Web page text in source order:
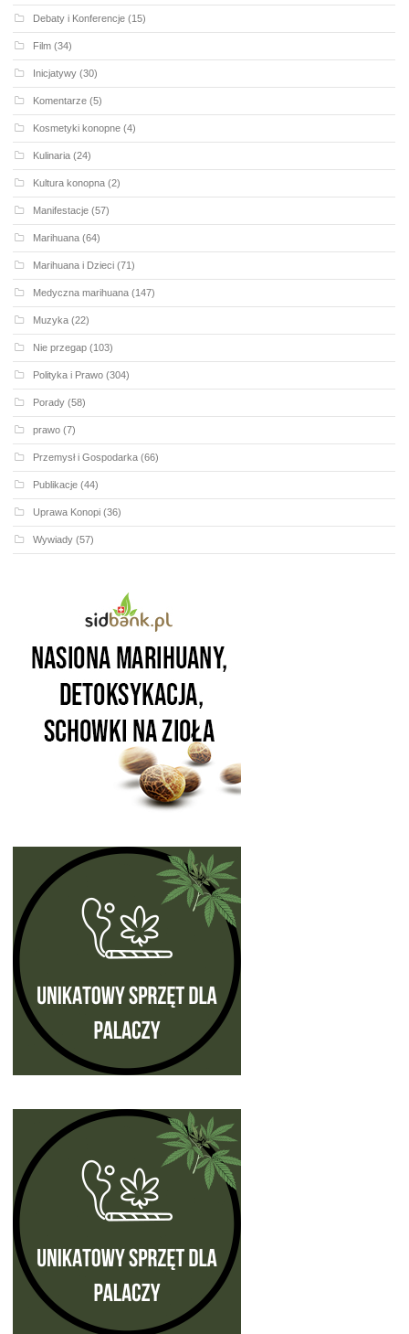
Debaty i Konferencje (15)
Film (34)
Inicjatywy (30)
Komentarze (5)
Kosmetyki konopne (4)
Kulinaria (24)
Kultura konopna (2)
Manifestacje (57)
Marihuana (64)
Marihuana i Dzieci (71)
Medyczna marihuana (147)
Muzyka (22)
Nie przegap (103)
Polityka i Prawo (304)
Porady (58)
prawo (7)
Przemysł i Gospodarka (66)
Publikacje (44)
Uprawa Konopi (36)
Wywiady (57)